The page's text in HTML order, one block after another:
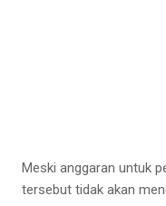
Meski anggaran untuk
tersebut tidak akan